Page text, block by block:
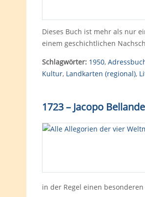
Dieses Buch ist mehr als nur
einem geschichtlichen
Schlagwörter: 1950,
Kultur, Landkarten (regional),
1723 – Jacopo
in der Regel einen